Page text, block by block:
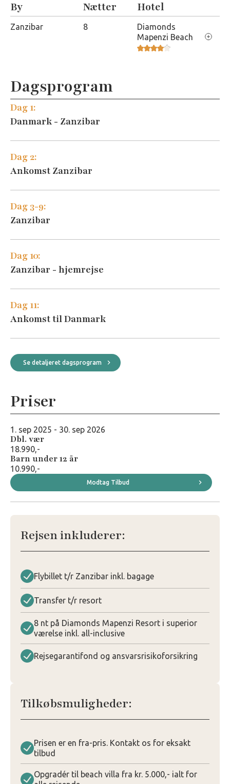
By
Nætter Hotel
Zanzibar 8
Diamonds
Mapenzi Beach
Besøg hotellets hjemmeside
Dagsprogram
Diamonds Mapenzi
Dag 1:
Danmark - Zanzibar
Dag 2:
Ankomst Zanzibar
Dag 3-9:
Zanzibar
Dag 10:
Zanzibar - hjemrejse
Dag 11:
Ankomst til Danmark
Se detaljeret dagsprogram
Priser
1. sep 2025 - 30. sep 2026
Dbl. vær
18.990,-
Barn under 12 år
10.990,-
Modtag Tilbud
Rejsen inkluderer:
Flybillet t/r Zanzibar inkl. bagage
Transfer t/r resort
8 nt på Diamonds Mapenzi Resort i superior
værelse inkl. all-inclusive
Rejsegarantifond og ansvarsrisikoforsikring
Tilkøbsmuligheder:
Prisen er en fra-pris. Kontakt os for eksakt
tilbud
Opgradér til beach villa fra kr. 5.000,- ialt for